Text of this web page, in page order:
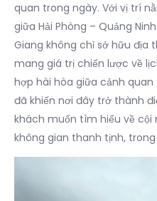
quan trong ngày. Với vị trí
giữa Hải Phòng – Quảng
Giang không chỉ sở hữu địa
mang giá trị chiến lược về
hợp hài hòa giữa cảnh
đã khiến nơi đây trở thành
khách muốn tìm hiểu về
không gian thanh tịnh, trong